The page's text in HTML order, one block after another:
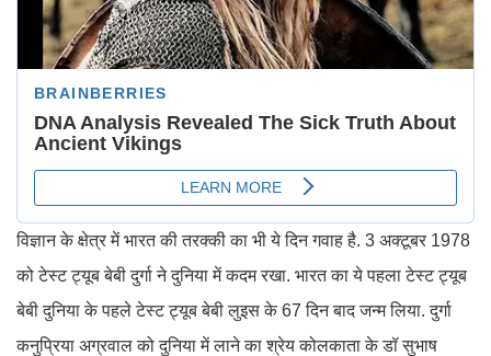
विज्ञान के क्षेत्र में भारत की तरक्की का भी ये दिन गवाह है. 3 अक्टूबर 1978
को टेस्ट ट्यूब बेबी दुर्गा ने दुनिया में कदम रखा. भारत का ये पहला टेस्ट ट्यूब
बेबी दुनिया के पहले टेस्ट ट्यूब बेबी लुइस के 67 दिन बाद जन्म लिया. दुर्गा
कनुप्रिया अग्रवाल को दुनिया में लाने का श्रेय कोलकाता के डॉ सुभाष